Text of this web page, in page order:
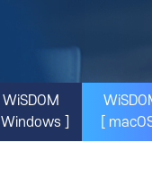
WiSDOM
[ Windows ]
[ macOS